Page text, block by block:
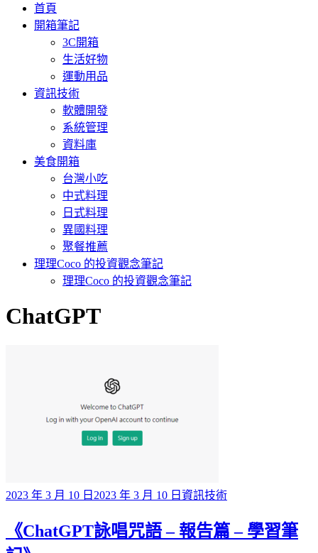
首頁
開箱筆記
3C開箱
生活好物
運動用品
資訊技術
軟體開發
系統管理
資料庫
美食開箱
台灣小吃
中式料理
日式料理
異國料理
聚餐推薦
理理Coco 的投資觀念筆記
理理Coco 的投資觀念筆記
標籤
:
ChatGPT
Posted
on
2023 年 3 月 10 日 2023 年 3 月 10 日 資訊技術
《ChatGPT詠唱咒語 – 報告篇 – 學習筆